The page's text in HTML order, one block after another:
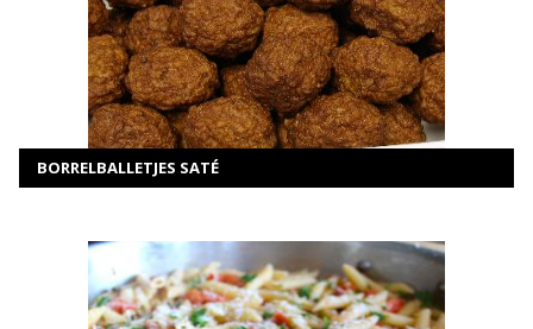
MEER INFORMATIE
Selecteer opties
BORRELBALLETJES SATÉ